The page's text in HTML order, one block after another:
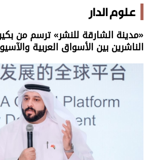
علوم الدار
«مدينة الشارقة للنشر» ترسم من
الناشرين بين الأسواق العربية